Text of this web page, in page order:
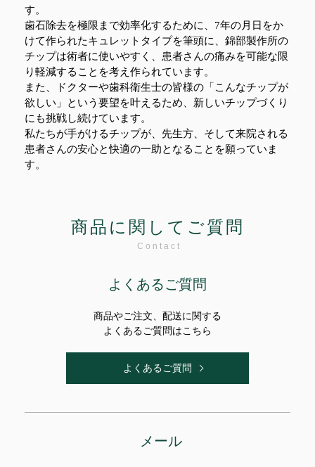
す。
歯石除去を極限まで効率化するために、7年の月日をか
けて作られたキュレットタイプを筆頭に、錦部製作所の
チップは術者に使いやすく、患者さんの痛みを可能な限
り軽減することを考え作られています。
また、ドクターや歯科衛生士の皆様の「こんなチップが
欲しい」という要望を叶えるため、新しいチップづくり
にも挑戦し続けています。
私たちが手がけるチップが、先生方、そして来院される
患者さんの安心と快適の一助となることを願っていま
す。
商品に関してご質問
Contact
よくあるご質問
商品やご注文、配送に関する
よくあるご質問はこちら
よくあるご質問
メール